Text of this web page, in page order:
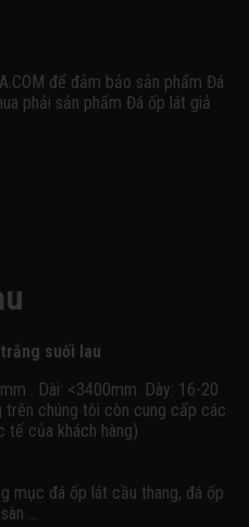
để đảm bảo sản phẩm Đá
phải sản phẩm Đá ốp lát giả
suối lau
. Dài: <3400mm. Dày: 16-20
chúng tôi còn cung cấp các
tế của khách hàng)
mục đá ốp lát cầu thang, đá ốp
…